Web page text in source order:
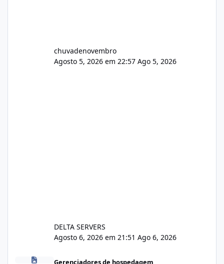
chuvadenovembro
Agosto 5, 2026 em 22:57 Ago 5, 2026
DELTA SERVERS
Agosto 6, 2026 em 21:51 Ago 6, 2026
Isistem 9.8 API CentOS Web Panel
Gerenciadores de hospedagem